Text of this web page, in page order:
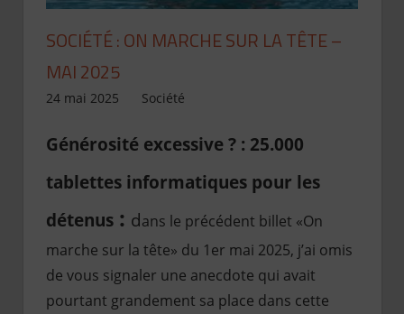
SOCIÉTÉ : ON MARCHE SUR LA TÊTE –
MAI 2025
24 mai 2025 Jean de Pont-Scorff
Société
Générosité excessive ? : 25.000
tablettes informatiques pour les
détenus : dans le précédent billet «On
marche sur la tête» du 1er mai 2025, j’ai omis
de vous signaler une anecdote qui avait
pourtant grandement sa place dans cette